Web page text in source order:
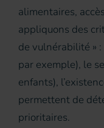
alimentaires,
appliquons des
de vulnérabilité » :
par exemple), le
enfants),
permettent de
prioritaires.